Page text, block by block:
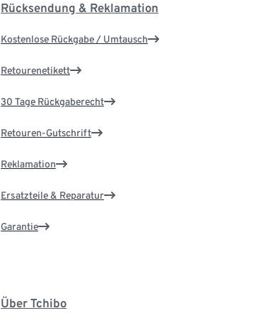
Rücksendung & Reklamation
Kostenlose Rückgabe / Umtausch
Retourenetikett
30 Tage Rückgaberecht
Retouren-Gutschrift
Reklamation
Ersatzteile & Reparatur
Garantie
Über Tchibo